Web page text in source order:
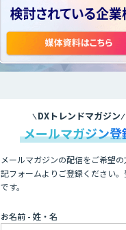
DXトレンドマガジン
メールマガジン登
メールマガジンの配信をご希望
記フォームよりご登録ください
です。
お名前 - 姓・名